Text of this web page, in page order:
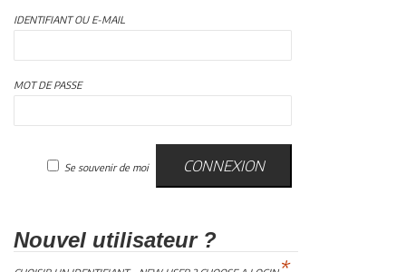
IDENTIFIANT OU E-MAIL
MOT DE PASSE
Se souvenir de moi
Nouvel utilisateur ?